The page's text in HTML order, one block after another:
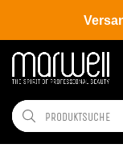
Shop Beauty